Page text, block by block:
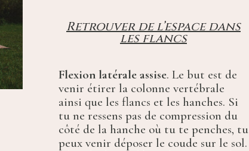
Retrouver de l’espace dans
les flancs
Flexion latérale assise. Le but est de
venir étirer la colonne vertébrale
ainsi que les flancs et les hanches. Si
tu ne ressens pas de compression du
côté de la hanche où tu te penches, tu
peux venir déposer le coude sur le sol.